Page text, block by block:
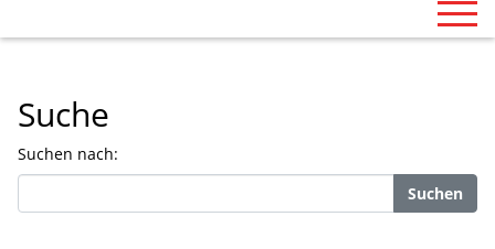
Suche
Suchen nach:
Suchen